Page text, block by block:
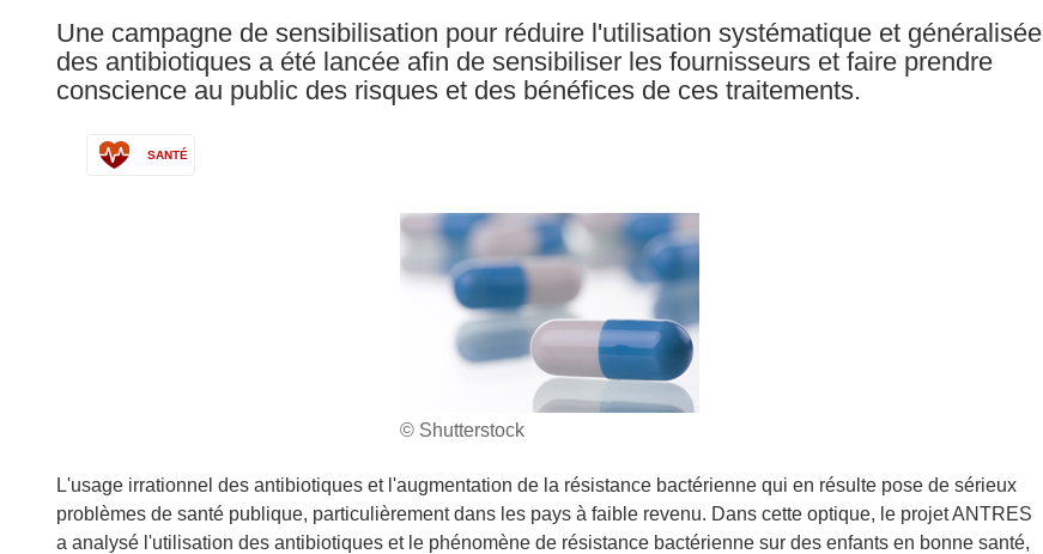
Une campagne de sensibilisation pour réduire l'utilisation systématique et généralisée
des antibiotiques a été lancée afin de sensibiliser les fournisseurs et faire prendre
conscience au public des risques et des bénéfices de ces traitements.
SANTÉ
© Shutterstock
L'usage irrationnel des antibiotiques et l'augmentation de la résistance bactérienne qui en résulte pose de sérieux
problèmes de santé publique, particulièrement dans les pays à faible revenu. Dans cette optique, le projet ANTRES
a analysé l'utilisation des antibiotiques et le phénomène de résistance bactérienne sur des enfants en bonne santé,